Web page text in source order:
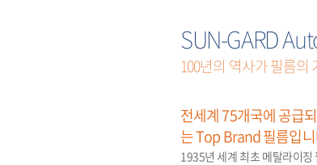
SUN-GARD
100년의 역사가 필름의
전세계 75개국에 공급
는 Top Brand 필름입
1935년 세계 최초 메탈라이